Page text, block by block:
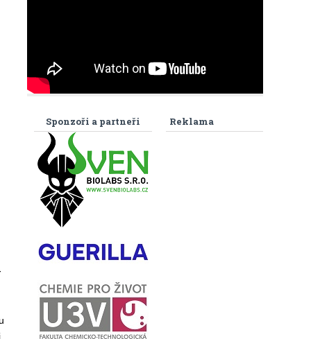
Reklama
Sponzoři a partneři